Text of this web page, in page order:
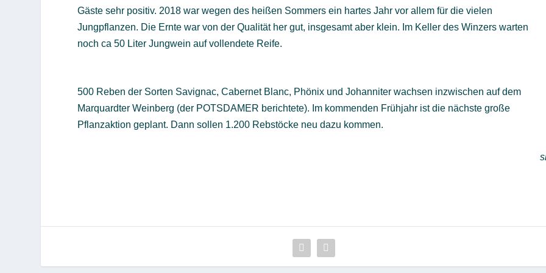
Gäste sehr positiv. 2018 war wegen des heißen Sommers ein hartes Jahr vor allem für die vielen
Jungpflanzen. Die Ernte war von der Qualität her gut, insgesamt aber klein. Im Keller des Winzers warten
noch ca 50 Liter Jungwein auf vollendete Reife.
500 Reben der Sorten Savignac, Cabernet Blanc, Phönix und Johanniter wachsen inzwischen auf dem
Marquardter Weinberg (der POTSDAMER berichtete). Im kommenden Frühjahr ist die nächste große
Pflanzaktion geplant. Dann sollen 1.200 Rebstöcke neu dazu kommen.